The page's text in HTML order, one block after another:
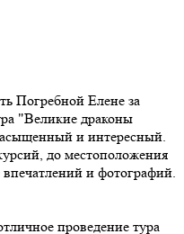
Погребной Елене за
"Великие драконы
и интересный.
до местоположения
и фотографий.
проведение тура